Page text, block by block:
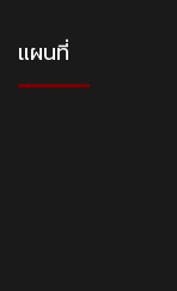
แผนที่